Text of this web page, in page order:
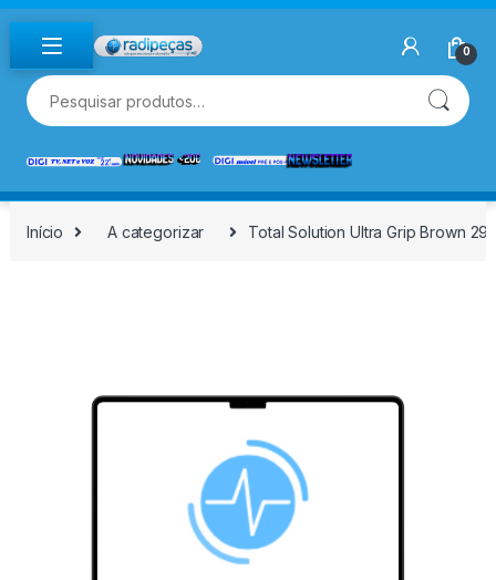
Skip to navigation
Skip to content
0
Pesquisar por:
Início A categorizar Total Solution Ultra Grip Brown